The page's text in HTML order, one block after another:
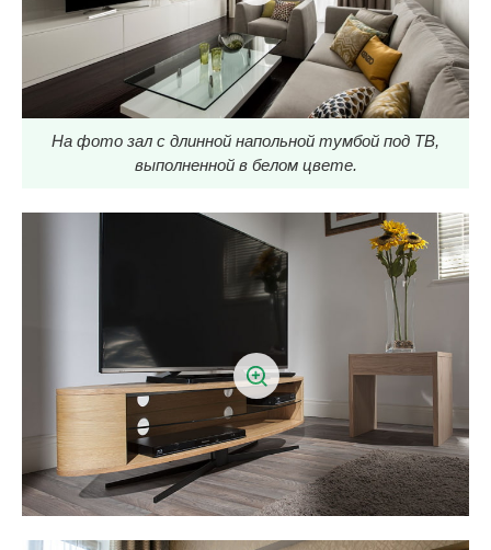
На фото зал с длинной напольной тумбой под ТВ,
выполненной в белом цвете.